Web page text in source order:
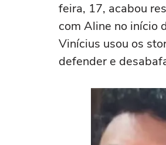
feira, 17, acabou
com Aline no início
Vinícius usou os
defender e